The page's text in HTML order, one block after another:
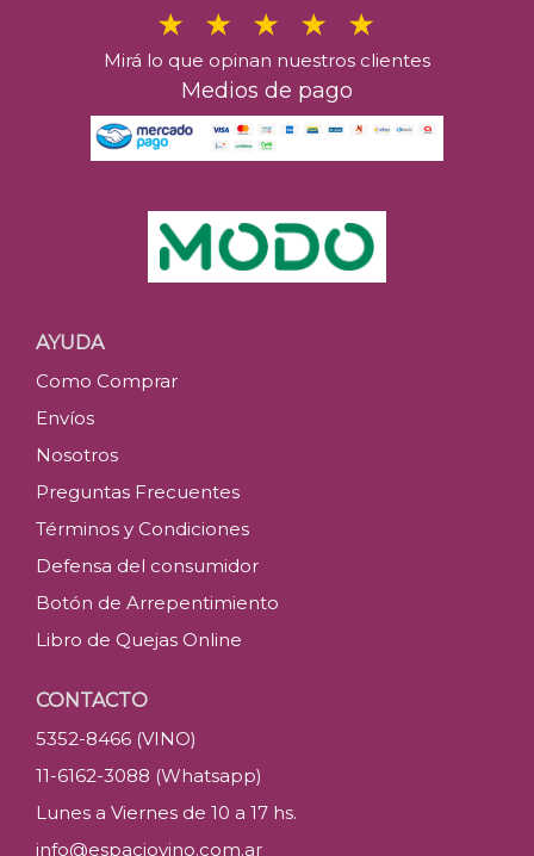
Mirá lo que opinan nuestros clientes
Medios de pago
AYUDA
Como Comprar
Envíos
Nosotros
Preguntas Frecuentes
Términos y Condiciones
Defensa del consumidor
Botón de Arrepentimiento
Libro de Quejas Online
CONTACTO
5352-8466 (VINO)
11-6162-3088 (Whatsapp)
Lunes a Viernes de 10 a 17 hs.
info@espaciovino.com.ar